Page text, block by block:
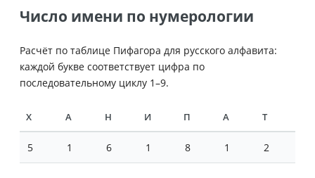
Число имени по нумерологии
Расчёт по таблице Пифагора для русского алфавита:
каждой букве соответствует цифра по
последовательному циклу 1–9.
Х А Н И П А Т
5 1 6 1 8 1 2